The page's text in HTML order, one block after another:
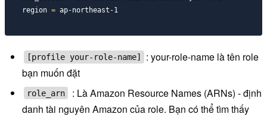
region = ap-northeast-1
[profile your-role-name]
: your-role-name là tên role
bạn muốn đặt
role_arn
: Là Amazon Resource Names (ARNs) - định
danh tài nguyên Amazon của role. Bạn có thể tìm thấy